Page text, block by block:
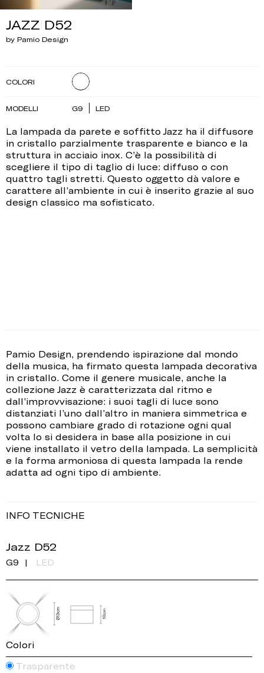
JAZZ D52
by Pamio Design
La lampada da parete e soffitto Jazz ha il diffusore
in cristallo parzialmente trasparente e bianco e la
struttura in acciaio inox. C’è la possibilità di
scegliere il tipo di taglio di luce: diffuso o con
quattro tagli stretti. Questo oggetto dà valore e
carattere all’ambiente in cui è inserito grazie al suo
design classico ma sofisticato.
COLORI
MODELLI G9 LED
Pamio Design, prendendo ispirazione dal mondo
della musica, ha firmato questa lampada decorativa
in cristallo. Come il genere musicale, anche la
collezione Jazz è caratterizzata dal ritmo e
dall’improvvisazione: i suoi tagli di luce sono
distanziati l’uno dall’altro in maniera simmetrica e
possono cambiare grado di rotazione ogni qual
volta lo si desidera in base alla posizione in cui
viene installato il vetro della lampada. La semplicità
e la forma armoniosa di questa lampada la rende
adatta ad ogni tipo di ambiente.
INFO TECNICHE
Jazz D52
G9 LED
Colori
Trasparente